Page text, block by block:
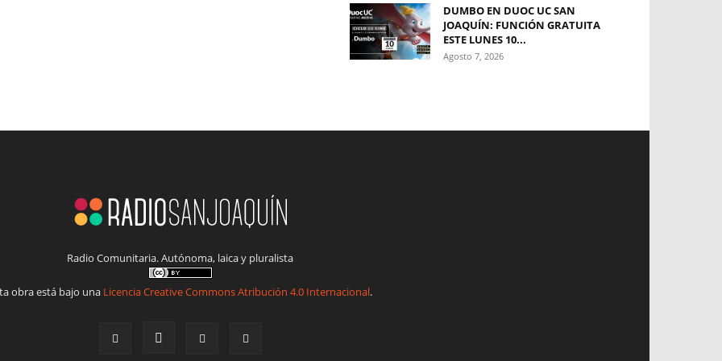
DUMBO EN DUOC UC SAN
JOAQUÍN: FUNCIÓN GRATUITA
ESTE LUNES 10...
Agosto 7, 2026
Radio Comunitaria. Autónoma, laica y pluralista
obra está bajo una Licencia Creative Commons Atribución 4.0 Internacional.